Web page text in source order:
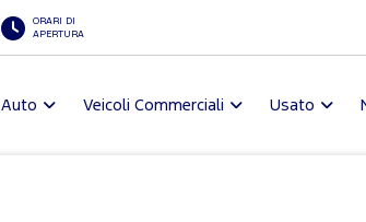
ORARI DI
APERTURA
Auto Veicoli Commerciali Usato